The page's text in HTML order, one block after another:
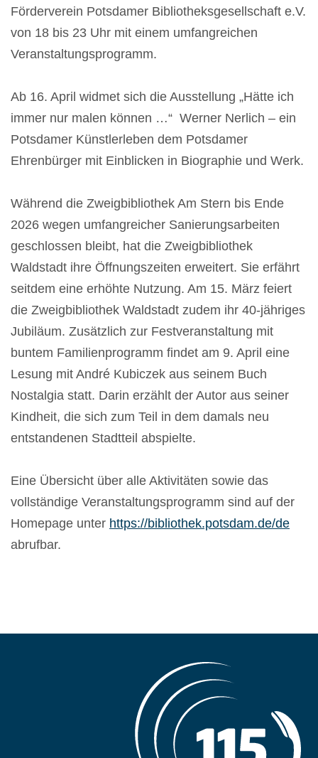
Förderverein Potsdamer Bibliotheksgesellschaft e.V.
von 18 bis 23 Uhr mit einem umfangreichen
Veranstaltungsprogramm.
Ab 16. April widmet sich die Ausstellung „Hätte ich
immer nur malen können …“ Werner Nerlich – ein
Potsdamer Künstlerleben dem Potsdamer
Ehrenbürger mit Einblicken in Biographie und Werk.
Während die Zweigbibliothek Am Stern bis Ende
2026 wegen umfangreicher Sanierungsarbeiten
geschlossen bleibt, hat die Zweigbibliothek
Waldstadt ihre Öffnungszeiten erweitert. Sie erfährt
seitdem eine erhöhte Nutzung. Am 15. März feiert
die Zweigbibliothek Waldstadt zudem ihr 40-jähriges
Jubiläum. Zusätzlich zur Festveranstaltung mit
buntem Familienprogramm findet am 9. April eine
Lesung mit André Kubiczek aus seinem Buch
Nostalgia statt. Darin erzählt der Autor aus seiner
Kindheit, die sich zum Teil in dem damals neu
entstandenen Stadtteil abspielte.
Eine Übersicht über alle Aktivitäten sowie das
vollständige Veranstaltungsprogramm sind auf der
Homepage unter https://bibliothek.potsdam.de/de
abrufbar.